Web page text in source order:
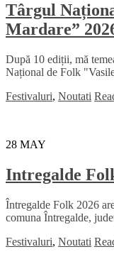
Târgul
Mardare”
După 10 ediții, mă
Național de Folk
Festivaluri, Noutati
28 MAY
Intregalde
Întregalde Folk 2026
comuna Întregalde,
Festivaluri, Noutati